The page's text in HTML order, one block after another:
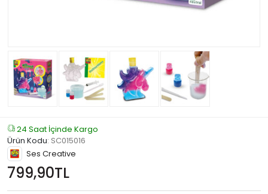
24 Saat İçinde Kargo
Ürün Kodu: SC015016
Ses Creative
799,90TL